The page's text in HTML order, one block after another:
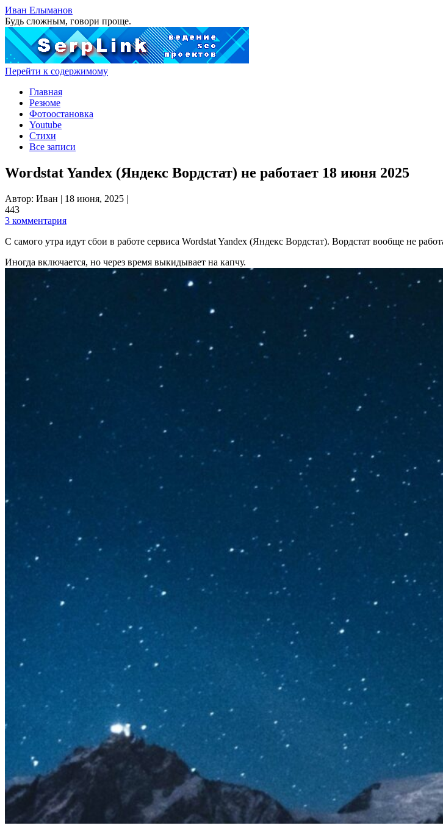
Иван Елыманов
Будь сложным, говори проще.
Перейти к содержимому
Главная
Резюме
Фотоостановка
Youtube
Стихи
Все записи
Wordstat Yandex (Яндекс Вордстат) не работает 18 июня 2025
Автор: Иван | 18 июня, 2025 |
443
3 комментария
С самого утра идут сбои в работе сервиса Wordstat Yandex (Яндекс Вордстат). Вордстат вообще не
Иногда включается, но через время выкидывает на капчу.